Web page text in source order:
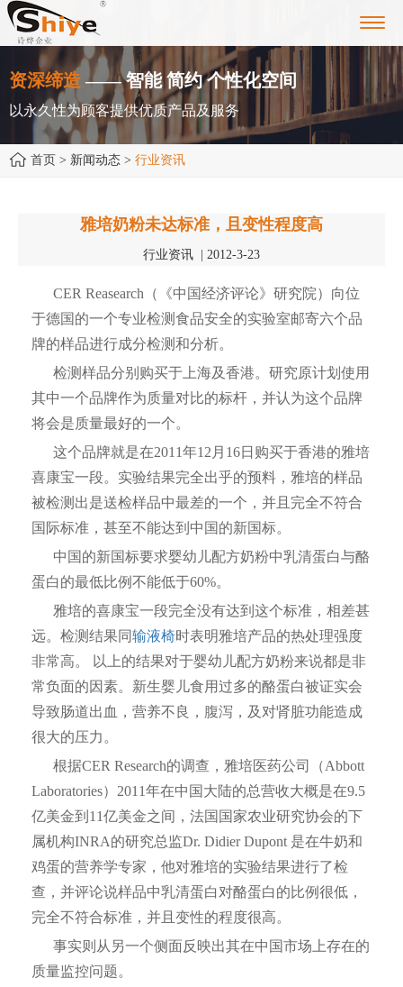
资深缔造 —— 智能 简约 个性化空间
以永久性为顾客提供优质产品及服务
首页 > 新闻动态 > 行业资讯
雅培奶粉未达标准，且变性程度高
行业资讯 | 2012-3-23
CER Reasearch（《中国经济评论》研究院）向位
于德国的一个专业检测食品安全的实验室邮寄六个品
牌的样品进行成分检测和分析。
检测样品分别购买于上海及香港。研究原计划使用
其中一个品牌作为质量对比的标杆，并认为这个品牌
将会是质量最好的一个。
这个品牌就是在2011年12月16日购买于香港的雅培
喜康宝一段。实验结果完全出乎的预料，雅培的样品
被检测出是送检样品中最差的一个，并且完全不符合
国际标准，甚至不能达到中国的新国标。
中国的新国标要求婴幼儿配方奶粉中乳清蛋白与酪
蛋白的最低比例不能低于60%。
雅培的喜康宝一段完全没有达到这个标准，相差甚
远。检测结果同输液椅时表明雅培产品的热处理强度
非常高。 以上的结果对于婴幼儿配方奶粉来说都是非
常负面的因素。新生婴儿食用过多的酪蛋白被证实会
导致肠道出血，营养不良，腹泻，及对肾脏功能造成
很大的压力。
根据CER Research的调查，雅培医药公司（Abbott
Laboratories）2011年在中国大陆的总营收大概是在9.5
亿美金到11亿美金之间，法国国家农业研究协会的下
属机构INRA的研究总监Dr. Didier Dupont 是在牛奶和
鸡蛋的营养学专家，他对雅培的实验结果进行了检
查，并评论说样品中乳清蛋白对酪蛋白的比例很低，
完全不符合标准，并且变性的程度很高。
事实则从另一个侧面反映出其在中国市场上存在的
质量监控问题。